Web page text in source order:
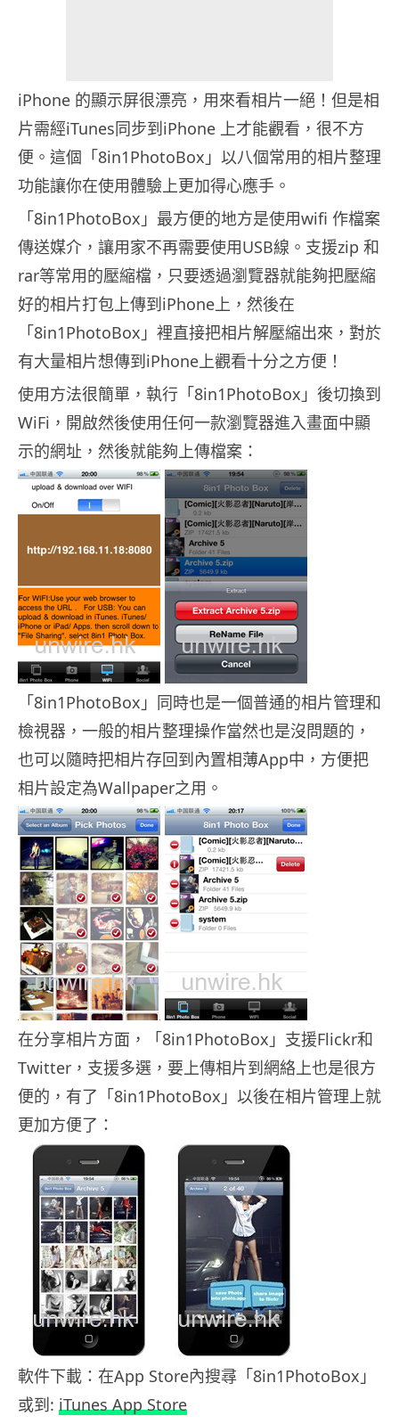
iPhone 的顯示屏很漂亮，用來看相片一絕！但是相
片需經iTunes同步到iPhone 上才能觀看，很不方
便。這個「8in1PhotoBox」以八個常用的相片整理
功能讓你在使用體驗上更加得心應手。
「8in1PhotoBox」最方便的地方是使用wifi 作檔案
傳送媒介，讓用家不再需要使用USB線。支援zip 和
rar等常用的壓縮檔，只要透過瀏覽器就能夠把壓縮
好的相片打包上傳到iPhone上，然後在
「8in1PhotoBox」裡直接把相片解壓縮出來，對於
有大量相片想傳到iPhone上觀看十分之方便！
使用方法很簡單，執行「8in1PhotoBox」後切換到
WiFi，開啟然後使用任何一款瀏覽器進入畫面中顯
示的網址，然後就能夠上傳檔案：
「8in1PhotoBox」同時也是一個普通的相片管理和
檢視器，一般的相片整理操作當然也是沒問題的，
也可以隨時把相片存回到內置相薄App中，方便把
相片設定為Wallpaper之用。
在分享相片方面，「8in1PhotoBox」支援Flickr和
Twitter，支援多選，要上傳相片到網絡上也是很方
便的，有了「8in1PhotoBox」以後在相片管理上就
更加方便了：
軟件下載：在App Store內搜尋「8in1PhotoBox」
或到: iTunes App Store